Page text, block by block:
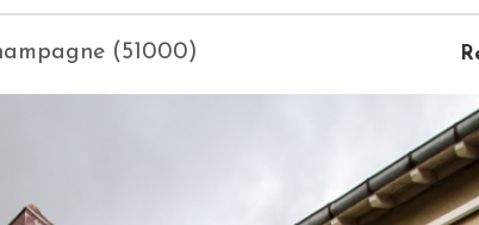
(51000)